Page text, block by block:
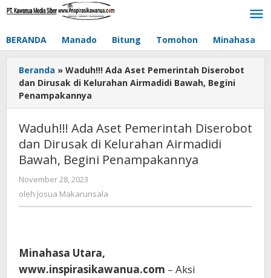
Lewati
BERANDA Manado Bitung Tomohon Minahasa
Beranda » Waduh!!! Ada Aset Pemerintah Diserobot
dan Dirusak di Kelurahan Airmadidi Bawah, Begini
Penampakannya
Waduh!!! Ada Aset Pemerintah Diserobot
dan Dirusak di Kelurahan Airmadidi
Bawah, Begini Penampakannya
November 28, 2023
Josua
oleh Josua Makarunsala
Minahasa Utara,
www.inspirasikawanua.com – Aksi